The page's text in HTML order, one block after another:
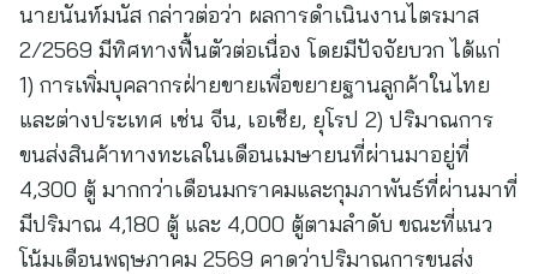
นายนันท์มนัส กล่าวต่อว่า ผลการดำเนินงานไตรมาส
2/2569 มีทิศทางฟื้นตัวต่อเนื่อง โดยมีปัจจัยบวก ได้แก่
1) การเพิ่มบุคลากรฝ่ายขายเพื่อขยายฐานลูกค้าในไทย
และต่างประเทศ เช่น จีน, เอเชีย, ยุโรป 2) ปริมาณการ
ขนส่งสินค้าทางทะเลในเดือนเมษายนที่ผ่านมาอยู่ที่
4,300 ตู้ มากกว่าเดือนมกราคมและกุมภาพันธ์ที่ผ่านมาที่
มีปริมาณ 4,180 ตู้ และ 4,000 ตู้ตามลำดับ ขณะที่แนว
โน้มเดือนพฤษภาคม 2569 คาดว่าปริมาณการขนส่ง